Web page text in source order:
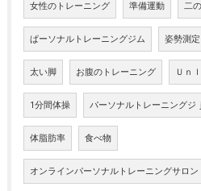
女性のトレーニング 準備運動 二
ぱーソナルトレーニングジム 姿勢測定
太い脚 お腹のトレーニング Ｕｎ
1分間体操 パーソナルトレーニングジ
体脂肪率 食べ物
オンラインパーソナルトレーニングサロ